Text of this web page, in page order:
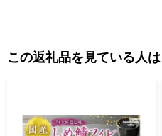
この返礼品を見ている人